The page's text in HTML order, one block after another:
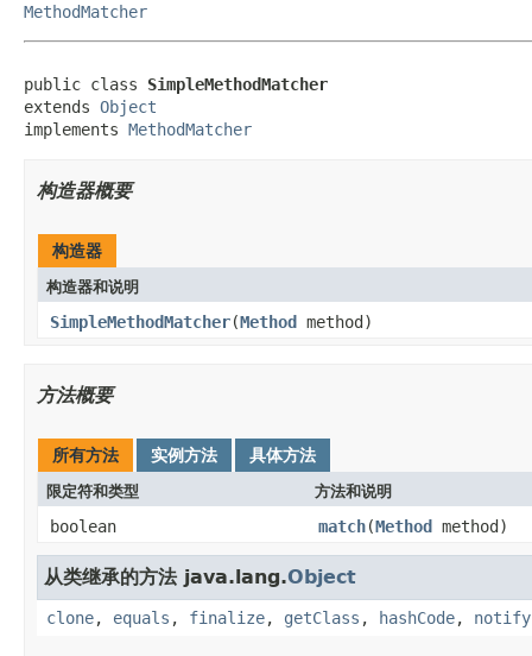
MethodMatcher
public class SimpleMethodMatcher
extends Object
implements MethodMatcher
构造器概要
构造器
构造器和说明
SimpleMethodMatcher(Method method)
方法概要
所有方法 实例方法 具体方法
限定符和类型 方法和说明
boolean match(Method method)
从类继承的方法 java.lang.Object
clone, equals , finalize, getClass , hashCode, notify